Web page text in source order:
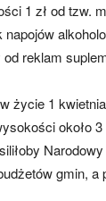
1 zł od tzw.
napojów
od reklam
życie 1
około
gmin, a